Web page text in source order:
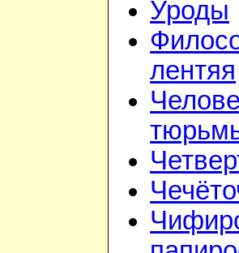
Уроды
лентяя